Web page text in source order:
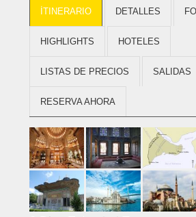
İTINERARIO DETALLES
HIGHLIGHTS HOTELES
LISTAS DE PRECIOS SALIDAS
RESERVA AHORA